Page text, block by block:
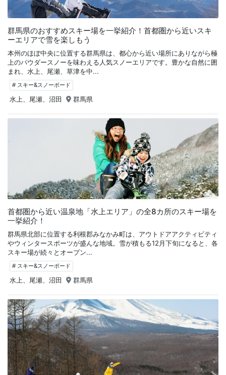
群馬県のおすすめスキー場を一挙紹介！首都圏から近いスキ
ーエリアで雪を楽しもう
本州のほぼ中央に位置する群馬県は、都心から近い場所にありながら極
上のパウダースノーを味わえる人気スノーエリアです。豊かな自然に囲
まれ、水上、尾瀬、草津を中...
# スキー&スノーボード
水上、尾瀬、沼田 群馬県
首都圏から近い温泉地「水上エリア」の全8カ所のスキー場を
一挙紹介！
群馬県北部に位置する利根郡みなかみ町は、アウトドアアクティビティ
やウィンタースポーツが盛んな地域。雪が積もる12月下旬になると、各
スキー場が続々とオープン...
# スキー&スノーボード
水上、尾瀬、沼田 群馬県